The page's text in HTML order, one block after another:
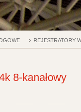
REJESTRATORY
8-kanałowy